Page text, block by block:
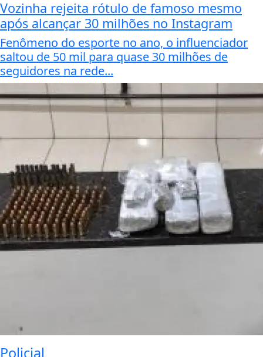
Vozinha rejeita rótulo de famoso mesmo
após alcançar 30 milhões no Instagram
Fenômeno do esporte no ano, o influenciador
saltou de 50 mil para quase 30 milhões de
seguidores na rede...
Policial